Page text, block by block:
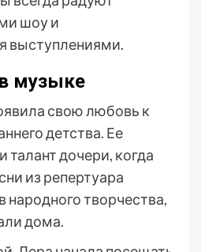
шоу и
выступлениями.
музыке
свою любовь к
детства. Ее
талант дочери, когда
из репертуара
народного творчества,
дома.